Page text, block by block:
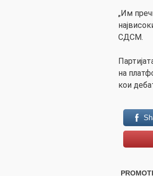
„Им
СДСМ.
на
кои